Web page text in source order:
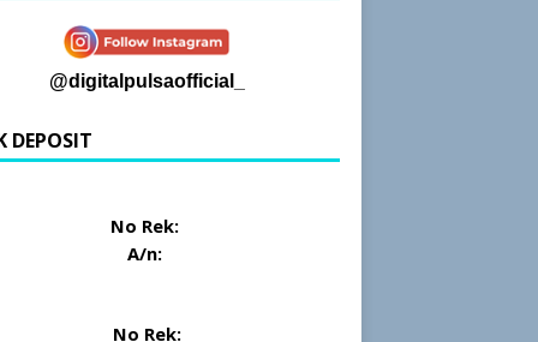
@digitalpulsaofficial_
DEPOSIT
No Rek:
A/n:
No Rek: